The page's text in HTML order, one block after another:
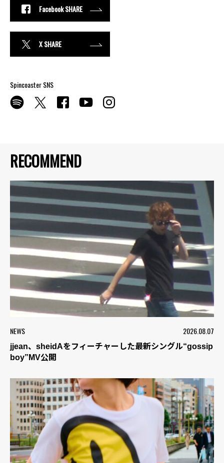
RECOMMEND
NEWS 2026.08.07
jjean、sheidAをフィーチャーした最新シングル“gossip
boy”MV公開
Facebook SHARE
X SHARE
Spincoaster SNS